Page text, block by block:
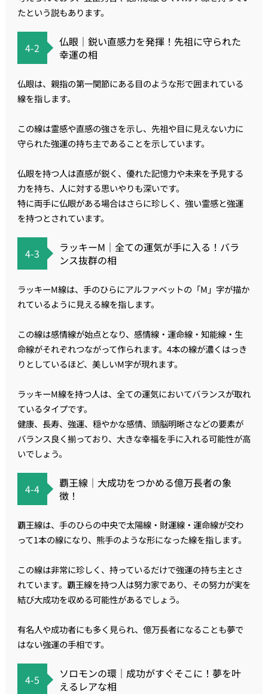
たという説もあります。
4-2
仏眼｜鋭い直感力を発揮！先祖に守られた
幸運の相
仏眼は、親指の第一関節にある目のような形で囲まれている
線を指します。
この線は霊感や直感の強さを示し、先祖や目に見えない力に
守られた強運の持ち主であることを示しています。
仏眼を持つ人は直感が鋭く、優れた記憶力や未来を予見する
力を持ち、人に対する思いやりも深いです。
特に両手に仏眼がある場合はさらに珍しく、強い霊感と強運
を持つとされています。
4-3
ラッキーM｜全ての運気が手に入る！バラ
ンス抜群の相
ラッキーM線は、手のひらにアルファベットの「M」字が描か
れているように見える線を指します。
この線は感情線が始点となり、感情線・運命線・知能線・生
命線がそれぞれつながって作られます。4本の線が濃くはっき
りとしているほど、美しいM字が現れます。
ラッキーM線を持つ人は、全ての運気においてバランスが取れ
ているタイプです。
健康、長寿、強運、穏やかな感情、頭脳明晰さなどの要素が
バランス良く揃っており、大きな幸福を手に入れる可能性が高
いでしょう。
4-4
覇王線｜大成功をつかめる億万長者の象
徴！
覇王線は、手のひらの中央で太陽線・財運線・運命線が交わ
って1本の線になり、熊手のような形になった線を指します。
この線は非常に珍しく、持っているだけで強運の持ち主とさ
れています。覇王線を持つ人は努力家であり、その努力が実を
結び大成功を収める可能性があるでしょう。
有名人や成功者にも多く見られ、億万長者になることも夢で
はない強運の手相です。
4-5
ソロモンの環｜成功がすぐそこに！夢を叶
えるレアな相